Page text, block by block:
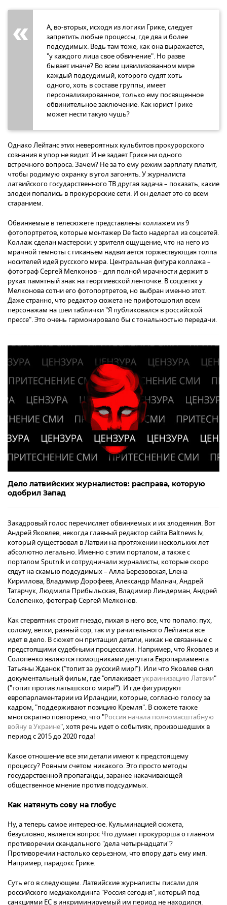
А, во-вторых, исходя из логики Грике, следует
запретить любые процессы, где два и более
подсудимых. Ведь там тоже, как она выражается,
"у каждого лица свое обвинение". Но разве
бывает иначе? Во всем цивилизованном мире
каждый подсудимый, которого судят хоть
одного, хоть в составе группы, имеет
персонализированное, только ему посвященное
обвинительное заключение. Как юрист Грике
может нести такую чушь?
Однако Лейтанс этих невероятных кульбитов прокурорского
сознания в упор не видит. И не задает Грике ни одного
встречного вопроса. Зачем? Не за то ему режим зарплату платит,
чтобы родимую охранку в угол загонять. У журналиста
латвийского государственного ТВ другая задача – показать, какие
злодеи попались в прокурорские сети. И он делает это со всем
старанием.
Обвиняемые в телесюжете представлены коллажем из 9
фотопортретов, которые монтажер De facto надергал из соцсетей.
Коллаж сделан мастерски: у зрителя ощущение, что на него из
мрачной темноты с гиканьем надвигается торжествующая толпа
носителей идей русского мира. Центральная фигура коллажа –
фотограф Сергей Мелконов – для полной мрачности держит в
руках памятный знак на георгиевской ленточке. В соцсетях у
Мелконова сотни его фотопортретов, но выбран именно этот.
Даже странно, что редактор сюжета не прифотошопил всем
персонажам на шеи таблички "Я публиковался в российской
прессе". Это очень гармонировало бы с тональностью передачи.
Дело латвийских журналистов: расправа, которую
одобрил Запад
Закадровый голос перечисляет обвиняемых и их злодеяния. Вот
Андрей Яковлев, некогда главный редактор сайта Baltnews.lv,
который существовал в Латвии на протяжении нескольких лет
абсолютно легально. Именно с этим порталом, а также с
порталом Sputnik и сотрудничали журналисты, которые скоро
сядут на скамью подсудимых – Алла Березовская, Елена
Кириллова, Владимир Дорофеев, Александр Малнач, Андрей
Татарчук, Людмила Прибыльская, Владимир Линдерман, Андрей
Солопенко, фотограф Сергей Мелконов.
Как стервятник строит гнездо, пихая в него все, что попало: пух,
солому, ветки, разный сор, так и у рачительного Лейтанса все
идет в дело. В сюжет он притащил детали, никак не связанные с
предстоящими судебными процессами. Например, что Яковлев и
Солопенко являются помощниками депутата Европарламента
Татьяны Жданок ("топит за русский мир!"). Или что Яковлев снял
документальный фильм, где "оплакиваетукраинизацию Латвии"
("топит против латышского мира!"). И где фигурируют
европарламентарии из Ирландии, которые, согласно голосу за
кадром, "поддерживают позицию Кремля". В сюжете также
многократно повторено, что "Россия начала полномасштабную
войну в Украине", хотя речь идет о событиях, произошедших в
период с 2015 до 2020 года!
Какое отношение все эти детали имеют к предстоящему
процессу? Ровным счетом никакого. Это просто методы
государственной пропаганды, заранее накачивающей
общественное мнение против подсудимых.
Как натянуть сову на глобус
Ну, а теперь самое интересное. Кульминацией сюжета,
безусловно, является вопрос Что думает прокурорша о главном
противоречии скандального "дела четырнадцати"?
Противоречии настолько серьезном, что впору дать ему имя.
Например, парадокс Грике.
Суть его в следующем. Латвийские журналисты писали для
российского медиахолдинга "Россия сегодня", который под
санкциями ЕС в инкриминируемый им период не находился.